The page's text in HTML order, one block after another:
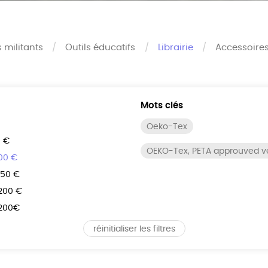
militants Outils éducatifs Librairie
€
€
€
€
Mots clés
Oeko-Tex
OEKO-Tex, PETA approuved
réinitialiser les filtres